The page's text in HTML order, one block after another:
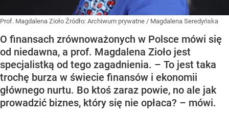
Prof. Magdalena Zioło Źródło: Archiwum prywatne / Magdalena Seredyńska
O finansach zrównoważonych w Polsce mówi się
od niedawna, a prof. Magdalena Zioło jest
specjalistką od tego zagadnienia. – To jest taka
trochę burza w świecie finansów i ekonomii
głównego nurtu. Bo ktoś zaraz powie, no ale jak
prowadzić biznes, który się nie opłaca? – mówi.